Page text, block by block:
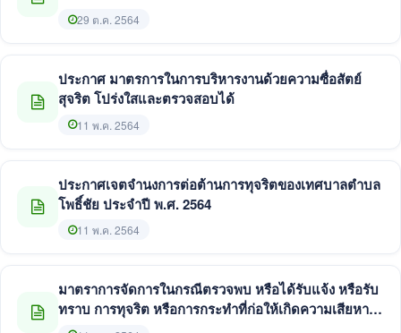
พ.ศ. 2564
29 ต.ค. 2564
ประกาศ มาตรการในการบริหารงานด้วยความซื่อสัตย์
สุจริต โปร่งใสและตรวจสอบได้
11 พ.ค. 2564
ประกาศเจตจำนงการต่อต้านการทุจริตของเทศบาลตำบล
โพธิ์ชัย ประจำปี พ.ศ. 2564
11 พ.ค. 2564
มาตราการจัดการในกรณีตรวจพบ หรือได้รับแจ้ง หรือรับ
ทราบ การทุจริต หรือการกระทำที่ก่อให้เกิดความเสียหาย
แก่เทศบาลตำบลโพธิ์ชัย